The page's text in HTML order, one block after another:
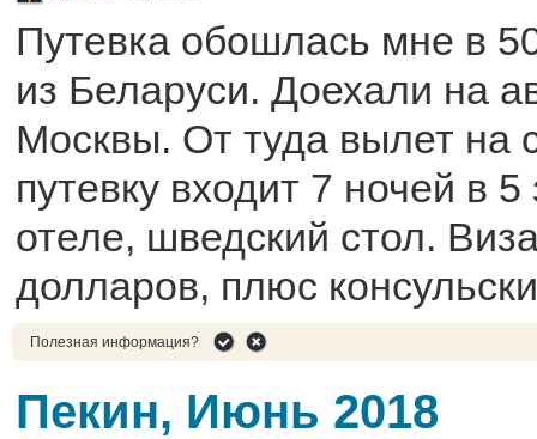
Путевка обошлась мне в
из Беларуси. Доехали на
Москвы. От туда вылет на
путевку входит 7 ночей в
отеле, шведский стол.
долларов, плюс
Полезная информация?
Пекин, Июнь 2018